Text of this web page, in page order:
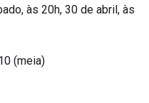
às 20h, 30 de abril, às
(meia)